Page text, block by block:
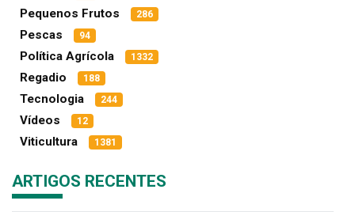
Pequenos Frutos 286
Pescas 94
Política Agrícola 1332
Regadio 188
Tecnologia 244
Vídeos 12
Viticultura 1381
ARTIGOS RECENTES